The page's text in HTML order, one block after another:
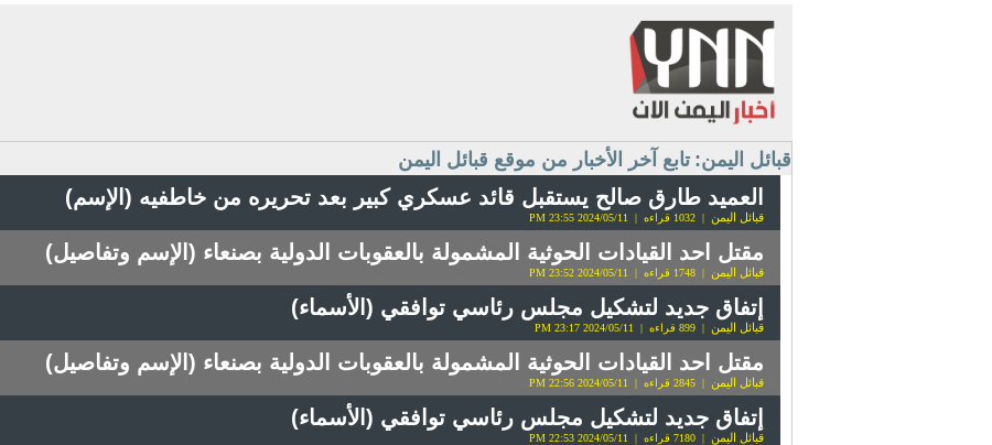
قبائل اليمن: تابع آخر الأخبار من موقع قبائل اليمن
العميد طارق صالح يستقبل قائد عسكري كبير بعد تحريره من خاطفيه (الإسم)
قبائل اليمن | 1032 قراءه | 2024/05/11 23:55 PM
مقتل احد القيادات الحوثية المشمولة بالعقوبات الدولية بصنعاء (الإسم وتفاصيل)
قبائل اليمن | 1748 قراءه | 2024/05/11 23:52 PM
إتفاق جديد لتشكيل مجلس رئاسي توافقي (الأسماء)
قبائل اليمن | 899 قراءه | 2024/05/11 23:17 PM
مقتل احد القيادات الحوثية المشمولة بالعقوبات الدولية بصنعاء (الإسم وتفاصيل)
قبائل اليمن | 2845 قراءه | 2024/05/11 22:56 PM
إتفاق جديد لتشكيل مجلس رئاسي توافقي (الأسماء)
قبائل اليمن | 7180 قراءه | 2024/05/11 22:53 PM